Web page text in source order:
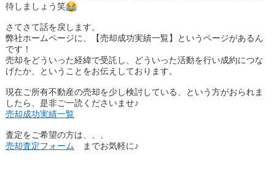
待しましょう笑
さてさて話を戻します。
弊社ホームページに、【売却成功実績一覧】というページがあるん
です！
売却をどういった経緯で受託し、どういった活動を行い成約につな
げたか、ということをお伝えしております。
現在ご所有不動産の売却を少し検討している、という方がおられま
したら、是非ご一読くださいませ♪
売却成功実績一覧
査定をご希望の方は、、、
売却査定フォーム までお気軽に♪